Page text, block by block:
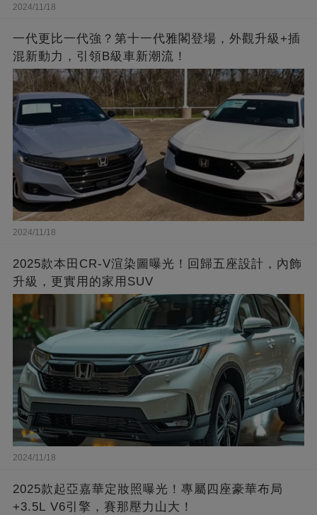
2024/11/18
一代更比一代強？第十一代雅閣登場，外觀升級+插
混新動力，引領B級車新潮流！
2024/11/18
2025款本田CR-V渲染圖曝光！回歸五座設計，內飾
升級，更實用的家用SUV
2024/11/18
2025款起亞嘉華定妝照曝光！專屬四座豪華布局
+3.5L V6引擎，賽那壓力山大！